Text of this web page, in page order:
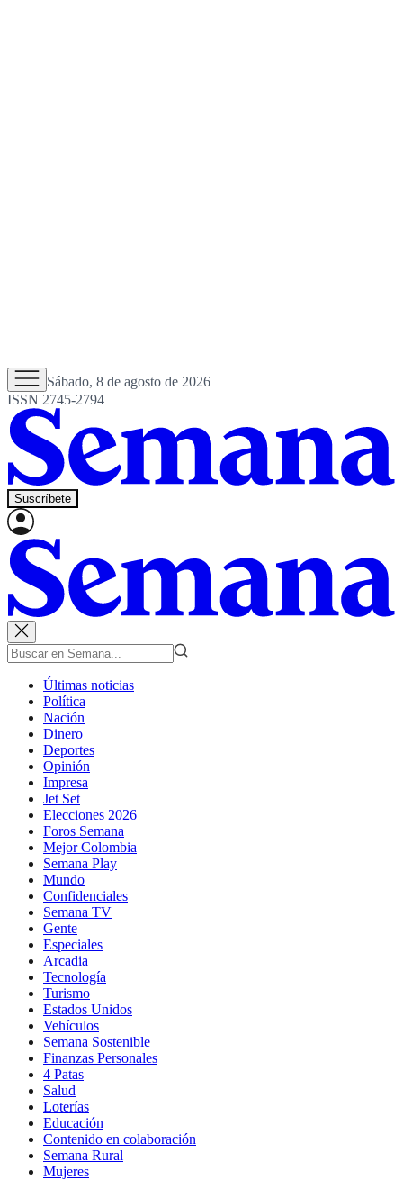
Sábado, 8 de agosto de 2026
ISSN 2745-2794
Suscríbete
Últimas noticias
Política
Nación
Dinero
Deportes
Opinión
Impresa
Jet Set
Elecciones 2026
Foros Semana
Mejor Colombia
Semana Play
Mundo
Confidenciales
Semana TV
Gente
Especiales
Arcadia
Tecnología
Turismo
Estados Unidos
Vehículos
Semana Sostenible
Finanzas Personales
4 Patas
Salud
Loterías
Educación
Contenido en colaboración
Semana Rural
Mujeres